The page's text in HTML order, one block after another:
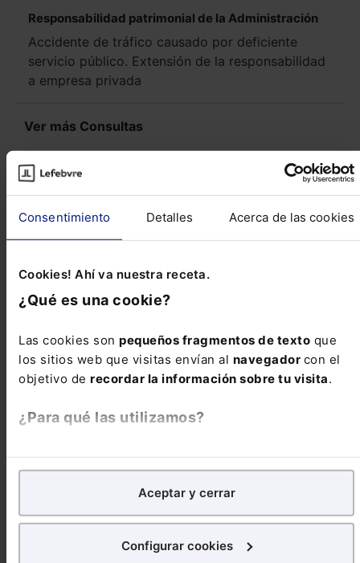
Consentimiento Detalles Acerca de las cookies
Cookies! Ahí va nuestra receta.
¿Qué es una cookie?
Las cookies son pequeños fragmentos de texto que
los sitios web que visitas envían al navegador con el
objetivo de recordar la información sobre tu visita.
¿Para qué las utilizamos?
analíticospara tratar demejorar tu experienciaen
nuestra página web. También con fines publicitarios,
para poder mostrarte publicidad y contenidos de tu
Aceptar y cerrar
Configurar cookies
Responsabilidad patrimonial de la Administración
Accidente de tráfico causado por deficiente
servicio público. Extensión de la responsabilidad
a empresa privada
Ver más Consultas
Novedades Legislativas
Real Decreto 563/2017, de 2 de junio, por el
carretera de vehículos comerciales que
circulan en territorio español (EDL
Reseñas de jurisprudencia
compensación de culpas debido a la
responsabilidad de ambos conductores en la
proporción en que cada uno contribuyó en el